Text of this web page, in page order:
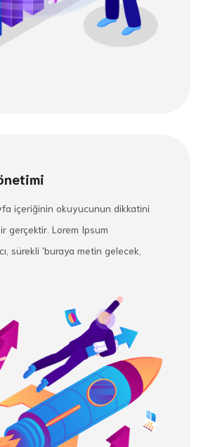
içeriğinin okuyucunun dikkatini
gerçektir. Lorem Ipsum
sürekli 'buraya metin gelecek,